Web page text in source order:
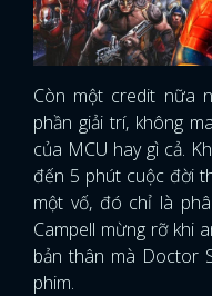
Còn một credit nữa
phần giải trí, không
của MCU hay gì cả.
đến 5 phút cuộc đời
một vố, đó chỉ là
Campell mừng rỡ khi
bản thân mà Doctor
phim.